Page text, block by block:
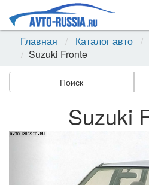
Главная
Каталог авто
Suzuki Fronte
Поиск
Suzuki
Назад